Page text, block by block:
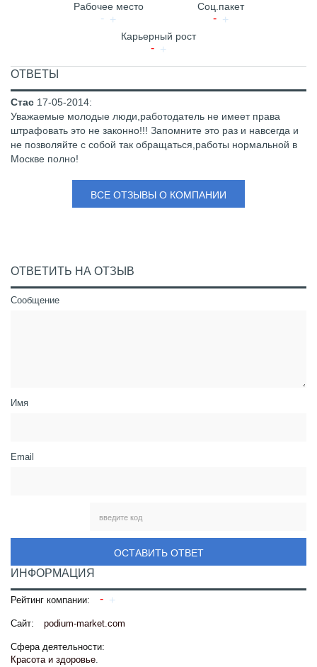
Рабочее место Соц.пакет
Карьерный рост
ОТВЕТЫ
Стас 17-05-2014:
Уважаемые молодые люди,работодатель не имеет права
штрафовать это не законно!!! Запомните это раз и навсегда и
не позволяйте с собой так обращаться,работы нормальной в
Москве полно!
ВСЕ ОТЗЫВЫ О КОМПАНИИ
ОТВЕТИТЬ НА ОТЗЫВ
Сообщение
Имя
Email
ОСТАВИТЬ ОТВЕТ
ИНФОРМАЦИЯ
Рейтинг компании:
Сайт: podium-market.com
Сфера деятельности:
Красота и здоровье.